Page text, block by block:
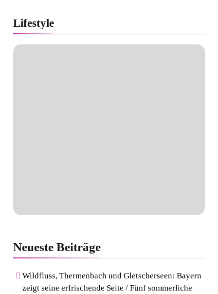
Lifestyle
Neueste Beiträge
Wildfluss, Thermenbach und Gletscherseen: Bayern
zeigt seine erfrischende Seite / Fünf sommerliche